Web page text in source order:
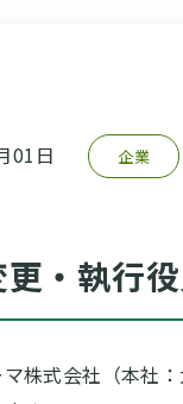
01日 企業
・執行
株式会社（本社